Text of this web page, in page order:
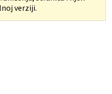
verziji.